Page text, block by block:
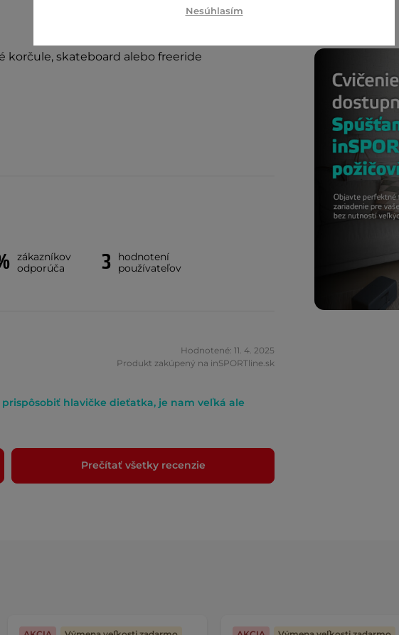
korčule, skateboard alebo freeride
zákazníkov
odporúča
3
hodnotení
používateľov
Hodnotené: 11. 4. 2025
Produkt zakúpený na inSPORTline.sk
hlavičke dieťatka, je nam veľká ale
Prečítať všetky recenzie
Nesúhlasím